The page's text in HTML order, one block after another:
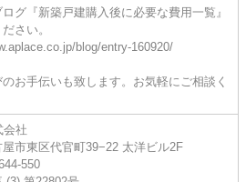
グ『新築戸建購入後に必要な費用一覧』
さい。
blog/entry-160920/
お手伝いも致します。お気軽にご相談く
会社
市東区代官町39−22 太洋ビル2F
550